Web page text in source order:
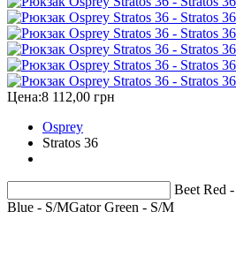
Цена:8 112,00 грн
Osprey
Stratos 36
Beet Red
Blue - S/MGator Green - S/M